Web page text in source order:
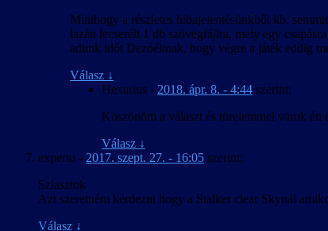
Minthogy a részletes hibajelentésünkből kb.
lazán lecserélt 1 db szövegfájlra, mely egy
adunk időt Dezóéknak, hogy végre a játék eddig
Válasz ↓
Hexarius - 2018. ápr. 8. - 4:44 szerint:
Köszönöm a választ és türelemmel várok
Válasz ↓
experto - 2017. szept. 27. - 16:05 szerint:
Sziasztok
Azt szeretném kérdezni hogy a Stalker clear Skynál
Válasz ↓